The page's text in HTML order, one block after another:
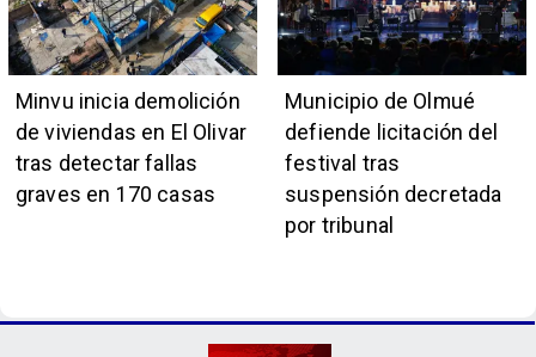
Minvu inicia demolición
de viviendas en El Olivar
tras detectar fallas
graves en 170 casas
Municipio de Olmué
defiende licitación del
festival tras
suspensión decretada
por tribunal